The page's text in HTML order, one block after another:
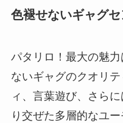
色褪せないギャグ
パタリロ！最大の魅
ないギャグのクオリ
ィ、言葉遊び、さら
り交ぜた多層的なユ